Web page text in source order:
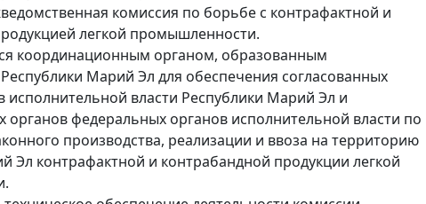
комиссия по борьбе с контрафактной и
легкой промышленности.
координационным органом, образованным
Марий Эл для обеспечения согласованных
исполнительной власти Республики Марий Эл и
органов федеральных органов исполнительной власти по
производства, реализации и ввоза на территорию
Эл контрафактной и контрабандной продукции легкой